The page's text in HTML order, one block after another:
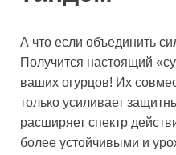
А что если объединить
Получится настоящий
ваших огурцов! Их
только усиливает
расширяет спектр
более устойчивыми и